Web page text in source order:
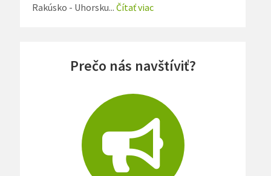
Rakúsko - Uhorsku...Čítať viac
Prečo nás navštíviť?